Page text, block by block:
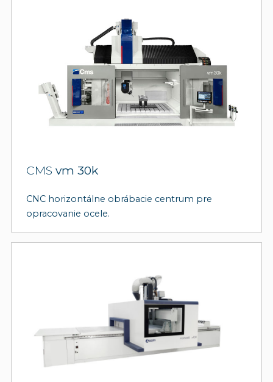
CMS vm 30k
CNC horizontálne obrábacie centrum pre
opracovanie ocele.